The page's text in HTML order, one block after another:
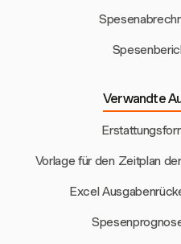
Verwandte
Vorlage für den Zeitplan
Excel